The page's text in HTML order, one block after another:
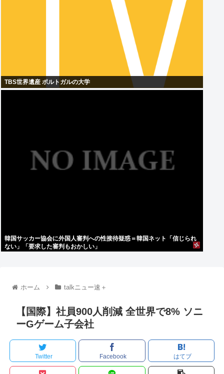
TBS世界遺産 ポルトガルの大学
韓国サッカー協会に外国人審判への性接待疑惑＝韓国ネット「信じられ
ない」「要求した審判もおかしい」
ホーム talkニュー速＋
【国際】社員900人削減 全世界で8% ソニ
ーGゲーム子会社
Twitter Facebook はてブ